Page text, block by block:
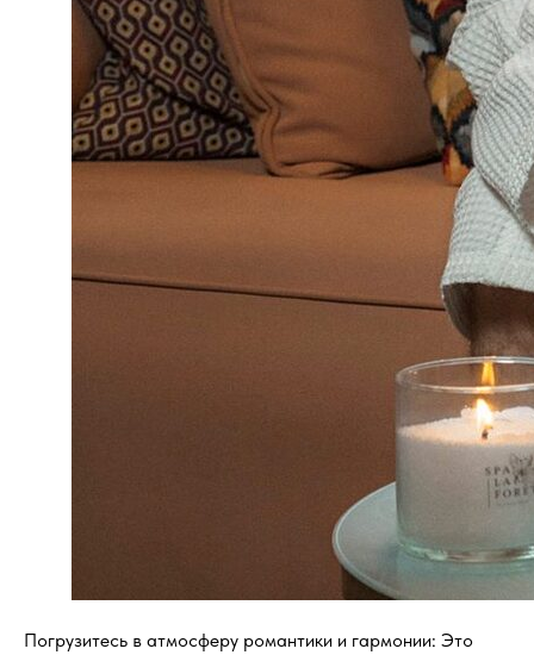
Погрузитесь в атмосферу романтики и гармонии: Это